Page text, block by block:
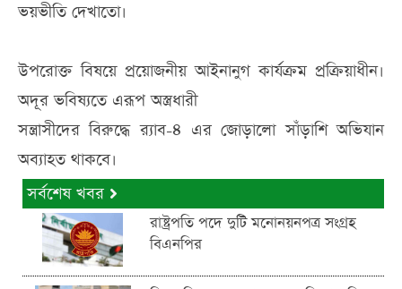
ভয়ভীতি দেখাতো।
উপরোক্ত বিষয়ে প্রয়োজনীয় আইনানুগ কার্যক্রম প্রক্রিয়াধীন।
অদূর ভবিষ্যতে এরূপ অস্ত্রধারী
সন্ত্রাসীদের বিরুদ্ধে র‌্যাব-৪ এর জোড়ালো সাঁড়াশি অভিযান
অব্যাহত থাকবে।
সর্বশেষ খবর
রাষ্ট্রপতি পদে দুটি মনোনয়নপত্র সংগ্রহ
বিএনপির